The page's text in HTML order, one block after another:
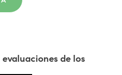
de los